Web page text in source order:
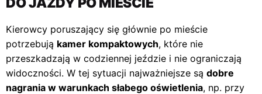
Kierowcy poruszający się głównie po mieście
potrzebują kamer kompaktowych, które nie
przeszkadzają w codziennej jeździe i nie ograniczają
widoczności. W tej sytuacji najważniejsze są dobre
nagrania w warunkach słabego oświetlenia, np. przy